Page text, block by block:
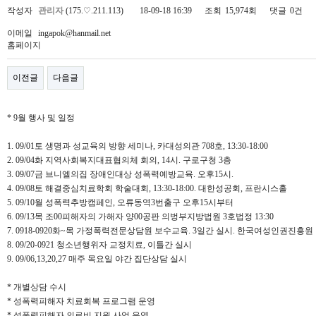
작성자 관리자 (175.♡.211.113) 18-09-18 16:39 조회 15,974회 댓글 0건
이메일
ingapok@hanmail.net
홈페이지
이전글 다음글
* 9월 행사 및 일정
1. 09/01토 생명과 성교육의 방향 세미나, 카대성의관 708호, 13:30-18:00
2. 09/04화 지역사회복지대표협의체 회의, 14시. 구로구청 3층
3. 09/07금 브니엘의집 장애인대상 성폭력예방교육. 오후15시.
4. 09/08토 해결중심치료학회 학술대회, 13:30-18:00. 대한성공회, 프란시스홀
5. 09/10월 성폭력추방캠페인, 오류동역3번출구 오후15시부터
6. 09/13목 조00피해자의 가해자 양00공판 의벙부지방법원 3호법정 13:30
7. 0918-0920화~목 가정폭력전문상담원 보수교육. 3일간 실시. 한국여성인권진흥원
8. 09/20-0921 청소년행위자 교정치료, 이틀간 실시
9. 09/06,13,20,27 매주 목요일 야간 집단상담 실시
* 개별상담 수시
* 성폭력피해자 치료회복 프로그램 운영